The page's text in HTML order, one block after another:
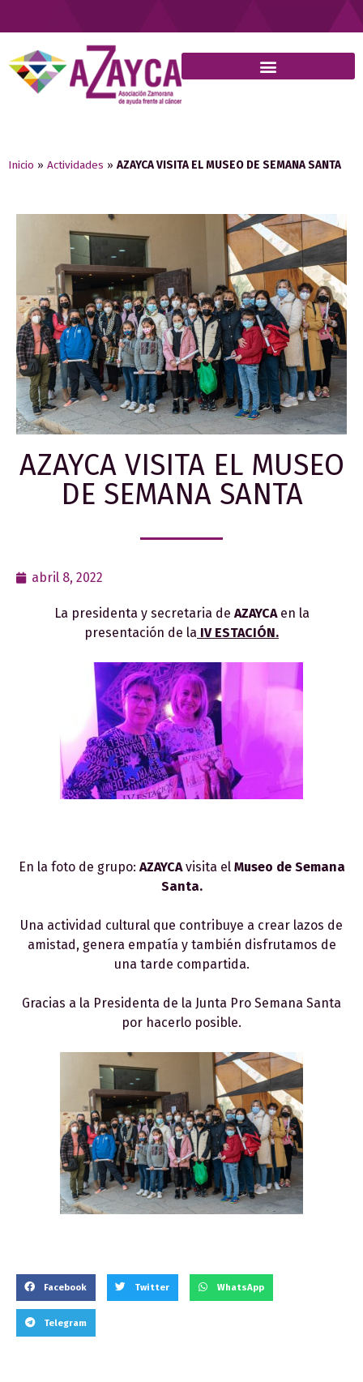
Inicio » Actividades » AZAYCA VISITA EL MUSEO DE SEMANA SANTA
AZAYCA VISITA EL MUSEO
DE SEMANA SANTA
abril 8, 2022
La presidenta y secretaria de AZAYCAen la
presentación de la IV ESTACIÓN.
En la foto de grupo: AZAYCAvisita el Museo de Semana
Santa.
Una actividad cultural que contribuye a crear lazos de
amistad, genera empatía y también disfrutamos de
una tarde compartida.
Gracias a la Presidenta de la Junta Pro Semana Santa
por hacerlo posible.
Facebook Twitter WhatsApp
Telegram